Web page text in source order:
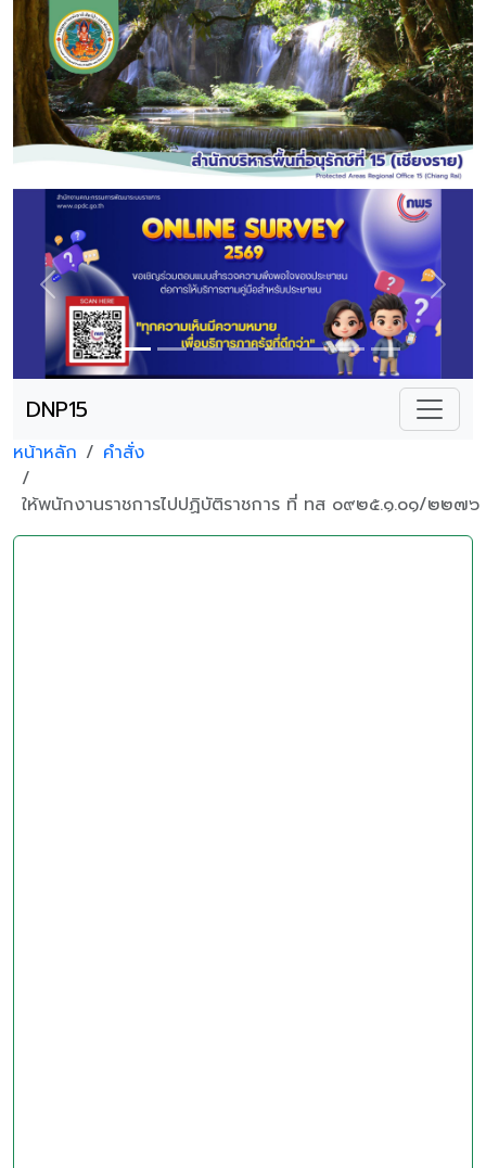
Previous Next
DNP15
หน้าหลัก
คำสั่ง
ให้พนักงานราชการไปปฏิบัติราชการ ที่ ทส ๐๙๒๕.๑.๐๑/๒๒๗๖